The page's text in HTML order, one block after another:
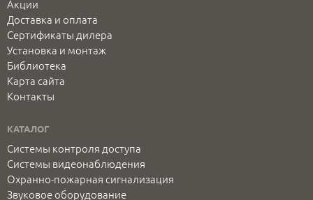
Акции
Доставка и оплата
Сертификаты дилера
Установка и монтаж
Библиотека
Карта сайта
Контакты
КАТАЛОГ
Системы контроля доступа
Системы видеонаблюдения
Охранно-пожарная сигнализация
Звуковое оборудование